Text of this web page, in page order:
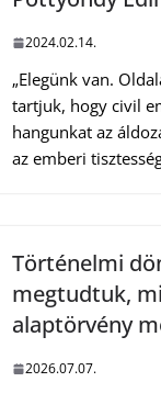
2024.02.14.
„Elegünk van.
tartjuk, hogy civil
hangunkat az
az emberi
Történelmi
megtudtuk,
alaptörvény
2026.07.07.